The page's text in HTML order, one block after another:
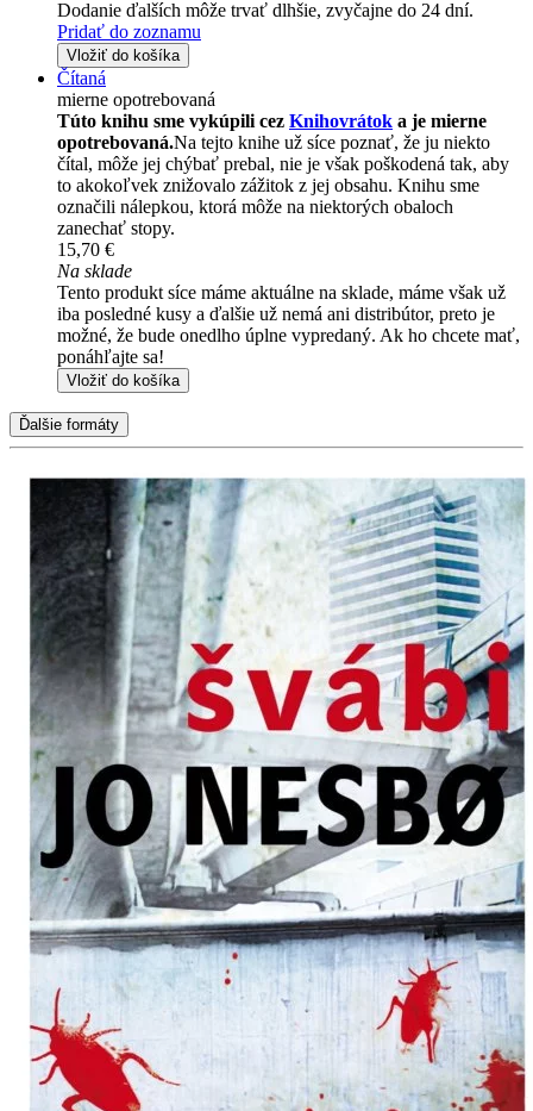
Dodanie ďalších môže trvať dlhšie, zvyčajne do 24 dní.
Pridať do zoznamu
Vložiť do košíka
Čítaná
mierne opotrebovaná
Túto knihu sme vykúpili cez Knihovrátok a je mierne
opotrebovaná.Na tejto knihe už síce poznať, že ju niekto
čítal, môže jej chýbať prebal, nie je však poškodená tak, aby
to akokoľvek znižovalo zážitok z jej obsahu. Knihu sme
označili nálepkou, ktorá môže na niektorých obaloch
zanechať stopy.
15,70 €
Na sklade
Tento produkt síce máme aktuálne na sklade, máme však už
iba posledné kusy a ďalšie už nemá ani distribútor, preto je
možné, že bude onedlho úplne vypredaný. Ak ho chcete mať,
ponáhľajte sa!
Vložiť do košíka
Ďalšie formáty